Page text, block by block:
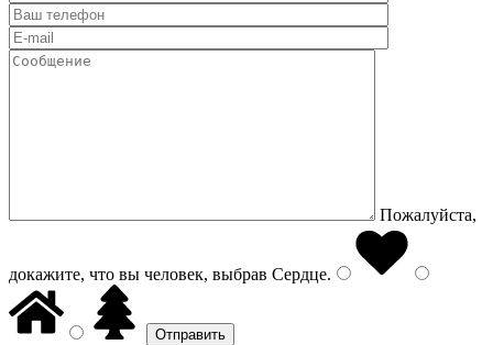
Пожалуйста,
докажите, что вы человек, выбрав Сердце.